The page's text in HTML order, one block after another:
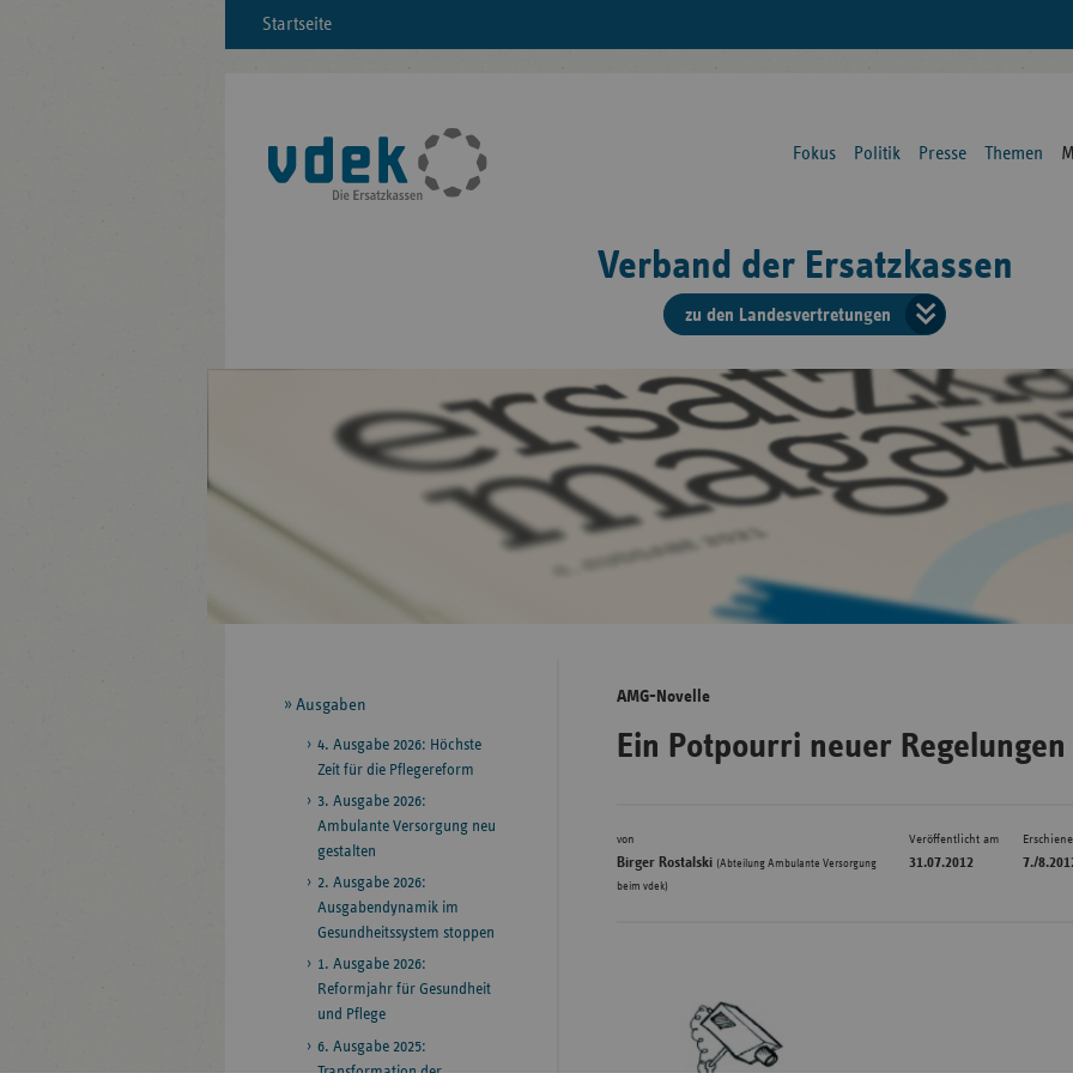
Startseite
Fokus Politik Presse Themen
Verband der Ersatzkassen
zu den Landesvertretungen
der
Bremen
Hessen
AMG-Novelle
Ein Potpourri neuer Regelungen
von
Birger Rostalski (Abteilung Ambulante Versorgung
beim vdek)
Veröffentlicht am
31.07.2012 7./
Seitennavigation
Ausgaben
4. Ausgabe 2026: Höchste
Zeit für die Pflegereform
3. Ausgabe 2026:
Ambulante Versorgung neu
gestalten
2. Ausgabe 2026:
Ausgabendynamik im
Gesundheitssystem stoppen
1. Ausgabe 2026:
Reformjahr für Gesundheit
und Pflege
6. Ausgabe 2025: